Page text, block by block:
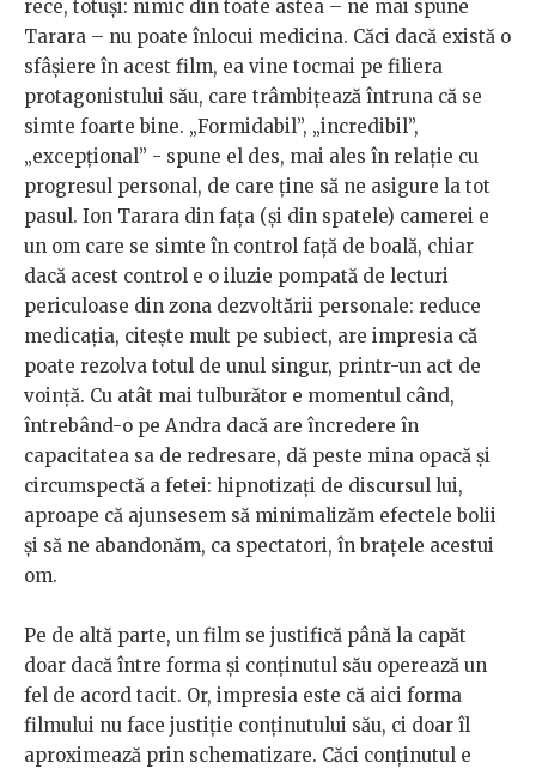
rece, totuși: nimic din toate astea – ne mai spune
Tarara – nu poate înlocui medicina. Căci dacă există o
sfâșiere în acest film, ea vine tocmai pe filiera
protagonistului său, care trâmbițează întruna că se
simte foarte bine. „Formidabil”, „incredibil”,
„excepțional” - spune el des, mai ales în relație cu
progresul personal, de care ține să ne asigure la tot
pasul. Ion Tarara din fața (și din spatele) camerei e
un om care se simte în control față de boală, chiar
dacă acest control e o iluzie pompată de lecturi
periculoase din zona dezvoltării personale: reduce
medicația, citește mult pe subiect, are impresia că
poate rezolva totul de unul singur, printr-un act de
voință. Cu atât mai tulburător e momentul când,
întrebând-o pe Andra dacă are încredere în
capacitatea sa de redresare, dă peste mina opacă și
circumspectă a fetei: hipnotizați de discursul lui,
aproape că ajunsesem să minimalizăm efectele bolii
și să ne abandonăm, ca spectatori, în brațele acestui
om.
Pe de altă parte, un film se justifică până la capăt
doar dacă între forma și conținutul său operează un
fel de acord tacit. Or, impresia este că aici forma
filmului nu face justiție conținutului său, ci doar îl
aproximează prin schematizare. Căci conținutul e